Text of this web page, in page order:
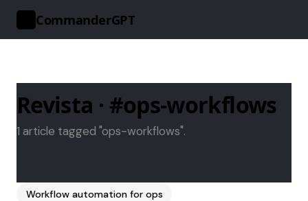
Revista · #ops-workflows
1 article tagged "ops-workflows".
Workflow automation for ops
CommanderGPT